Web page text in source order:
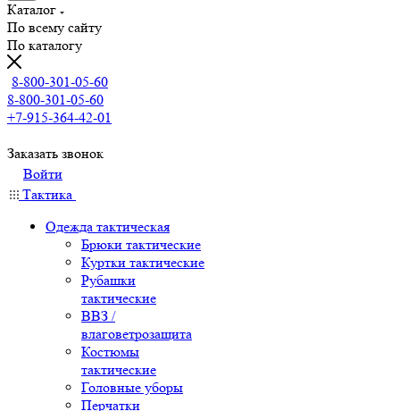
Каталог
По всему сайту
По каталогу
8-800-301-05-60
8-800-301-05-60
+7-915-364-42-01
Заказать звонок
Войти
Тактика
Одежда тактическая
Брюки тактические
Куртки тактические
Рубашки
тактические
ВВЗ /
влаговетрозащита
Костюмы
тактические
Головные уборы
Перчатки